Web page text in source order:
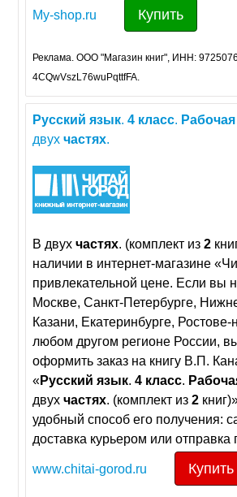
My-shop.ru Купить
Реклама. ООО "Магазин книг", ИНН:
4CQwVszL76wuPqttfFA.
Русский язык.4 класс. Рабочая
двухчастях.
В двухчастях. (комплект из2
наличии в интернет-магазине
привлекательной цене. Если вы
Москве, Санкт-Петербурге,
Казани, Екатеринбурге,
любом другом регионе России,
оформить заказ на книгу В.П.
«Русский язык.4 класс.
двухчастях. (комплект из2
удобный способ его получения:
доставка курьером или отправка
www.chitai-gorod.ru Купить